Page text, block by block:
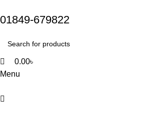
01849-679822
0.00৳
Menu